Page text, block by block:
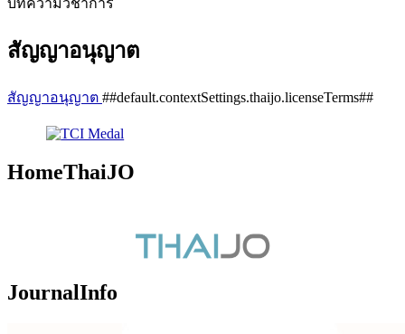
บทความวิชาการ
สัญญาอนุญาต
สัญญาอนุญาต ##default.contextSettings.thaijo.licenseTerms##
HomeThaiJO
JournalInfo